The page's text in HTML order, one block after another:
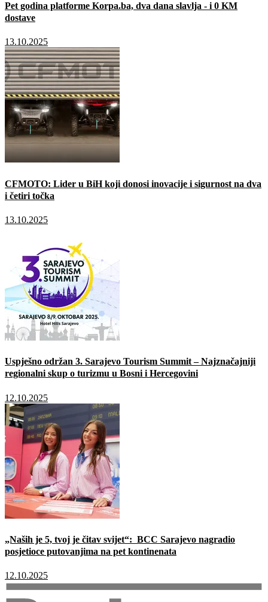
Pet godina platforme Korpa.ba, dva dana slavlja - i 0 KM
dostave
13.10.2025
CFMOTO: Lider u BiH koji donosi inovacije i sigurnost na dva
i četiri točka
13.10.2025
Uspješno održan 3. Sarajevo Tourism Summit – Najznačajniji
regionalni skup o turizmu u Bosni i Hercegovini
12.10.2025
„Naših je 5, tvoj je čitav svijet“: BCC Sarajevo nagradio
posjetioce putovanjima na pet kontinenata
12.10.2025